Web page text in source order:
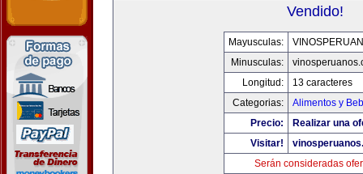
Vendido!
Mayusculas:
Minusculas:
Longitud:
13 caracteres
Categorias:
Alimentos y
Precio:
Realizar una
Visitar!
Serán consideradas